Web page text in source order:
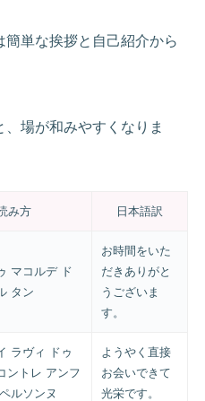
単な挨拶と自己紹介から
場が和みやすくなりま
み方 日本語訳
マコルデ ド
タン
お時間をいた
だきありがと
うございま
す。
ラヴィ ドゥ
ントレ アンフ
ルソンヌ
ようやく直接
お会いできて
光栄です。